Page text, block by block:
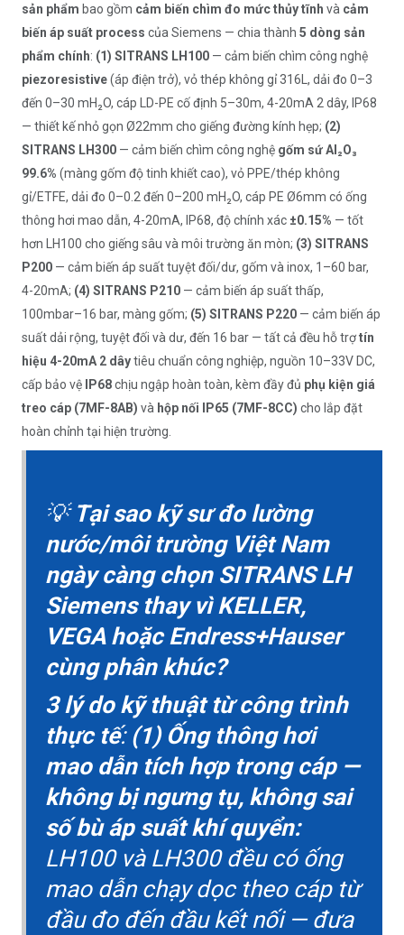
sản phẩm bao gồm cảm biến chìm đo mức thủy tĩnh và cảm
biến áp suất process của Siemens — chia thành 5 dòng sản
phẩm chính: (1) SITRANS LH100 — cảm biến chìm công nghệ
piezoresistive(áp điện trở), vỏ thép không gỉ 316L, dải đo 0–3
đến 0–30 mH₂O, cáp LD-PE cố định 5–30m, 4-20mA 2 dây, IP68
— thiết kế nhỏ gọn Ø22mm cho giếng đường kính hẹp; (2)
SITRANS LH300 — cảm biến chìm công nghệ gốm sứ Al₂O₃
99.6% (màng gốm độ tinh khiết cao), vỏ PPE/thép không
gỉ/ETFE, dải đo 0–0.2 đến 0–200 mH₂O, cáp PE Ø6mm có ống
thông hơi mao dẫn, 4-20mA, IP68, độ chính xác ±0.15% — tốt
hơn LH100 cho giếng sâu và môi trường ăn mòn; (3) SITRANS
P200 — cảm biến áp suất tuyệt đối/dư, gốm và inox, 1–60 bar,
4-20mA; (4) SITRANS P210 — cảm biến áp suất thấp,
100mbar–16 bar, màng gốm; (5) SITRANS P220 — cảm biến áp
suất dải rộng, tuyệt đối và dư, đến 16 bar — tất cả đều hỗ trợtín
hiệu 4-20mA 2 dâytiêu chuẩn công nghiệp, nguồn 10–33V DC,
cấp bảo vệ
IP68chịu ngập hoàn toàn, kèm đầy đủ phụ kiện giá
treo cáp (7MF-8AB) và hộp nối IP65 (7MF-8CC) cho lắp đặt
hoàn chỉnh tại hiện trường.
💡 Tại sao kỹ sư đo lường
nước/môi trường Việt Nam
ngày càng chọn SITRANS LH
Siemens thay vì KELLER,
VEGA hoặc Endress+Hauser
cùng phân khúc?
3 lý do kỹ thuật từ công trình
thực tế: (1) Ống thông hơi
mao dẫn tích hợp trong cáp —
không bị ngưng tụ, không sai
số bù áp suất khí quyển:
LH100 và LH300 đều có ống
mao dẫn chạy dọc theo cáp từ
đầu đo đến đầu kết nối — đưa